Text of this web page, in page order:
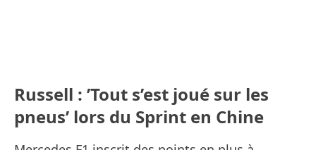
Russell : ’Tout s’est joué sur les
pneus’ lors du Sprint en Chine